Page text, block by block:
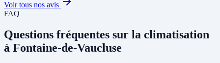
Voir tous nos avis
FAQ
Questions fréquentes sur la climatisation
à Fontaine-de-Vaucluse